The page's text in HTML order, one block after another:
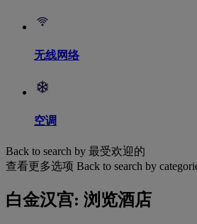
无线网络
空调
Back to search by 最受欢迎的
查看更多选项 Back to search by
白金汉宫: 浏览酒店